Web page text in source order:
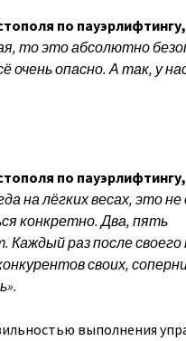
по пауэрлифтингу,
то это абсолютно
очень опасно. А так, у
по пауэрлифтингу,
на лёгких весах, это не
конкретно. Два, пять
раз после своего
своих,
выполнения